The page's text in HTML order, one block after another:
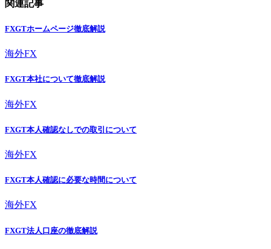
関連記事
FXGTホームページ徹底解説
海外FX
FXGT本社について徹底解説
海外FX
FXGT本人確認なしでの取引について
海外FX
FXGT本人確認に必要な時間について
海外FX
FXGT法人口座の徹底解説